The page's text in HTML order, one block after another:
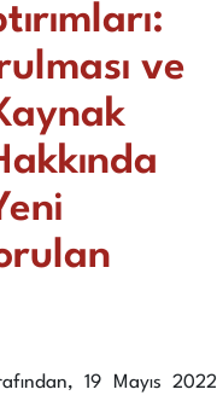
ve
19 Mayıs 2022